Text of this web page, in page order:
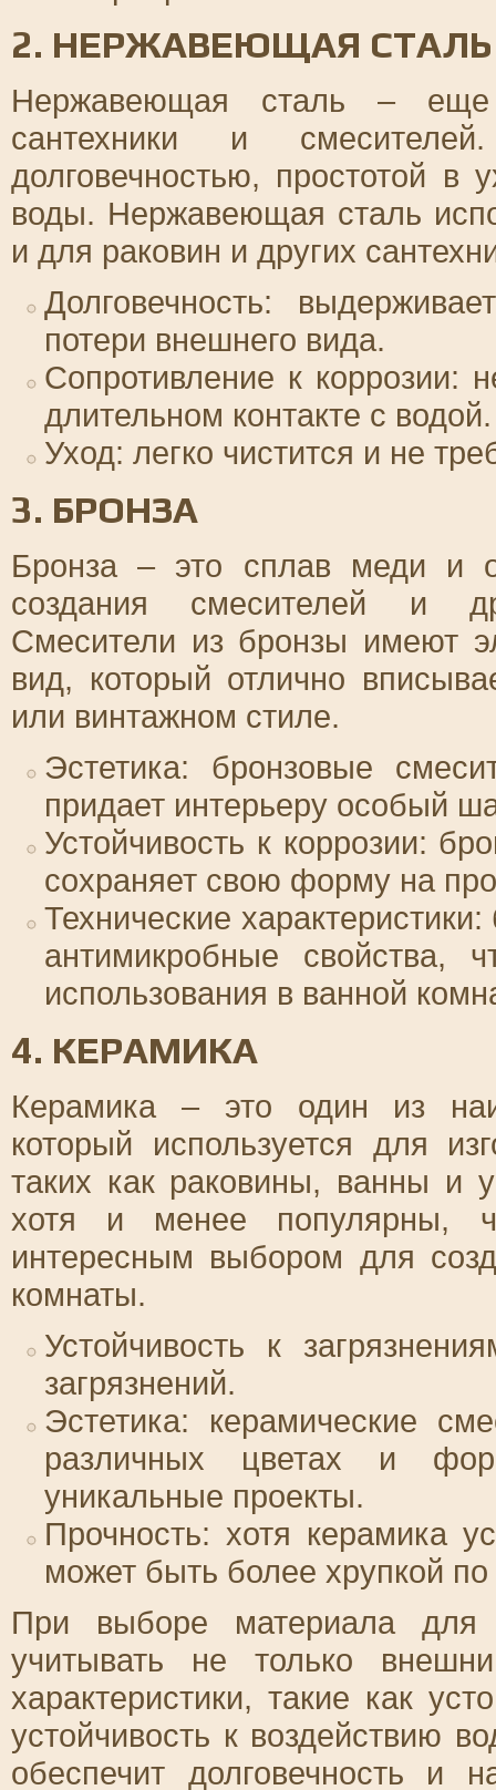
2. НЕРЖАВЕЮЩАЯ СТАЛЬ
Нержавеющая сталь –
сантехники и
долговечностью, простотой в
воды. Нержавеющая сталь
и для раковин и других
Долговечность:
потери внешнего вида.
Сопротивление к коррозии:
длительном контакте с водой.
Уход: легко чистится и не
3. БРОНЗА
Бронза – это сплав меди и
создания смесителей и
Смесители из бронзы имеют
вид, который отлично
или винтажном стиле.
Эстетика: бронзовые
придает интерьеру особый
Устойчивость к коррозии:
сохраняет свою форму на
Технические
антимикробные свойства,
использования в ванной
4. КЕРАМИКА
Керамика – это один из
который используется для
таких как раковины, ванны и
хотя и менее популярны,
интересным выбором для
комнаты.
Устойчивость к
загрязнений.
Эстетика: керамические
различных цветах и
уникальные проекты.
Прочность: хотя керамика
может быть более хрупкой
При выборе материала для
учитывать не только
характеристики, такие как
устойчивость к воздействию
обеспечит долговечность и